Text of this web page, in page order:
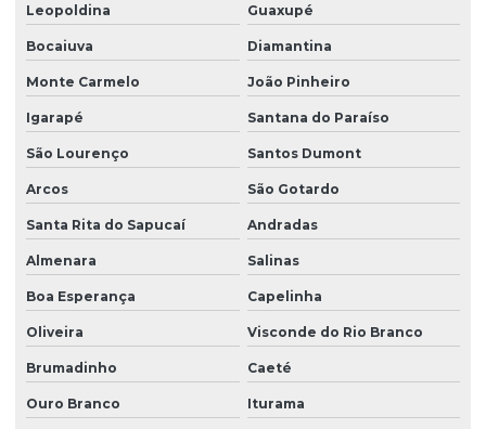
Leopoldina Guaxupé
Bocaiuva Diamantina
Monte Carmelo João Pinheiro
Igarapé Santana do Paraíso
São Lourenço Santos Dumont
Arcos São Gotardo
Santa Rita do Sapucaí Andradas
Almenara Salinas
Boa Esperança Capelinha
Oliveira Visconde do Rio Branco
Brumadinho Caeté
Ouro Branco Iturama